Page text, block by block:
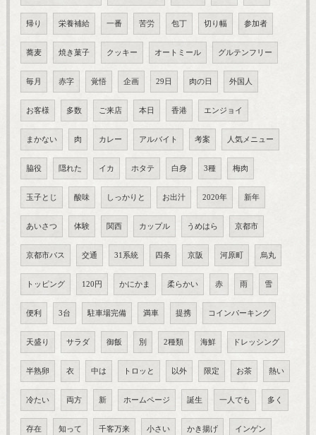
帰り 栄養補給 一番 苦労 包丁 切り幅 参加者
蕎麦 焼き菓子 クッキー オートミール グルテンフリー
毎月 赤字 覚悟 企画 29日 肉の日 外国人
お客様 多数 ご来店 本日 香港 エンジョイ
まかない 肉 カレー アルバイト 考案 人気メニュー
脇役 隠れた イカ ホタテ 白身 3種 梅肉
玉子とじ 酸味 しっかりと お出汁 2020年 新年
あいさつ 体験 関西 カップル うめはら 京都市
京都市バス 交通 31系統 四条 京阪 河原町 烏丸
トッピング 120円 かにかま 柔らかい 赤 雨 雪
便利 3台 駐車場完備 満車 提携 コインパーキング
天盛り サラダ 御飯 別 2種類 海鮮 ドレッシング
半熟卵 衣 中は トロッと 以外 限定 お茶 熱い
冷たい 両方 新 ホームページ 誕生 一人でも 多く
存在 知って 千客万来 小さい かき揚げ インゲン